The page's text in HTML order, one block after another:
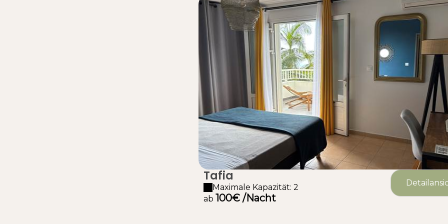
Tafia
Maximale Kapazität: 2
ab 100€ /Nacht